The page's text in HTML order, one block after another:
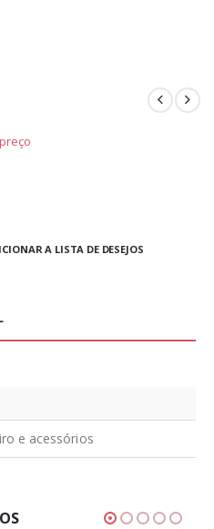
A LISTA DE DESEJOS
e acessórios